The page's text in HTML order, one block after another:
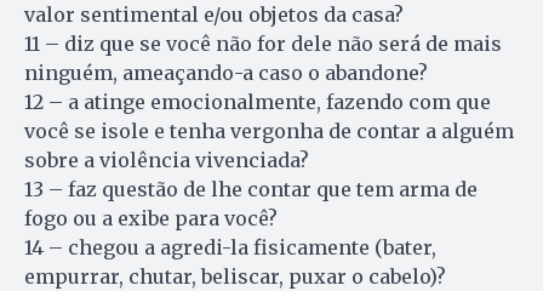
valor sentimental e/ou objetos da casa?
11 – diz que se você não for dele não será de mais
ninguém, ameaçando-a caso o abandone?
12 – a atinge emocionalmente, fazendo com que
você se isole e tenha vergonha de contar a alguém
sobre a violência vivenciada?
13 – faz questão de lhe contar que tem arma de
fogo ou a exibe para você?
14 – chegou a agredi-la fisicamente (bater,
empurrar, chutar, beliscar, puxar o cabelo)?